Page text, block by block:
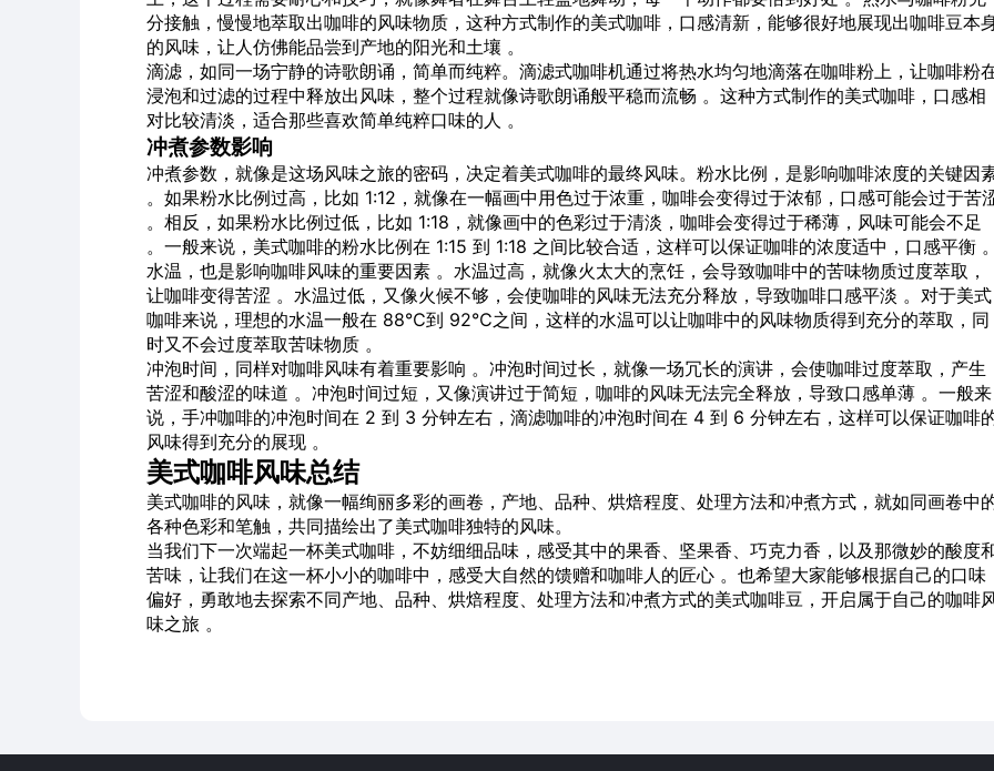
分接触，慢慢地萃取出咖啡的风味物质，这种方式制作的美式咖啡，口感清新，能够很好地展现出咖啡豆本
的风味，让人仿佛能品尝到产地的阳光和土壤 。
滴滤，如同一场宁静的诗歌朗诵，简单而纯粹。滴滤式咖啡机通过将热水均匀地滴落在咖啡粉上，让咖啡粉
浸泡和过滤的过程中释放出风味，整个过程就像诗歌朗诵般平稳而流畅 。这种方式制作的美式咖啡，口感相
对比较清淡，适合那些喜欢简单纯粹口味的人 。
冲煮参数影响
冲煮参数，就像是这场风味之旅的密码，决定着美式咖啡的最终风味。粉水比例，是影响咖啡浓度的关键因
。如果粉水比例过高，比如 1:12，就像在一幅画中用色过于浓重，咖啡会变得过于浓郁，口感可能会过于苦
。相反，如果粉水比例过低，比如 1:18，就像画中的色彩过于清淡，咖啡会变得过于稀薄，风味可能会不足
。一般来说，美式咖啡的粉水比例在 1:15 到 1:18 之间比较合适，这样可以保证咖啡的浓度适中，口感平衡 。
水温，也是影响咖啡风味的重要因素 。水温过高，就像火太大的烹饪，会导致咖啡中的苦味物质过度萃取，
让咖啡变得苦涩 。水温过低，又像火候不够，会使咖啡的风味无法充分释放，导致咖啡口感平淡 。对于美式
咖啡来说，理想的水温一般在 88℃到 92℃之间，这样的水温可以让咖啡中的风味物质得到充分的萃取，同
时又不会过度萃取苦味物质 。
冲泡时间，同样对咖啡风味有着重要影响 。冲泡时间过长，就像一场冗长的演讲，会使咖啡过度萃取，产生
苦涩和酸涩的味道 。冲泡时间过短，又像演讲过于简短，咖啡的风味无法完全释放，导致口感单薄 。一般来
说，手冲咖啡的冲泡时间在 2 到 3 分钟左右，滴滤咖啡的冲泡时间在 4 到 6 分钟左右，这样可以保证咖啡
风味得到充分的展现 。
美式咖啡风味总结
美式咖啡的风味，就像一幅绚丽多彩的画卷，产地、品种、烘焙程度、处理方法和冲煮方式，就如同画卷中
各种色彩和笔触，共同描绘出了美式咖啡独特的风味。
当我们下一次端起一杯美式咖啡，不妨细细品味，感受其中的果香、坚果香、巧克力香，以及那微妙的酸度
苦味，让我们在这一杯小小的咖啡中，感受大自然的馈赠和咖啡人的匠心 。也希望大家能够根据自己的口味
偏好，勇敢地去探索不同产地、品种、烘焙程度、处理方法和冲煮方式的美式咖啡豆，开启属于自己的咖啡
味之旅 。